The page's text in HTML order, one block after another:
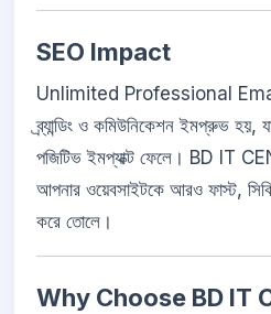
SEO Impact
Unlimited Professional
ব্র্যান্ডিং ও কমিউনিকেশন ইমপ্রুভ
পজিটিভ ইমপ্যাক্ট ফেলে। BD IT
আপনার ওয়েবসাইটকে আরও ফাস্ট,
করে তোলে।
Why Choose BD IT